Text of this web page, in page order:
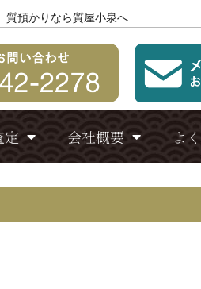
質預かりなら質屋小泉へ
定 会社概要 よ